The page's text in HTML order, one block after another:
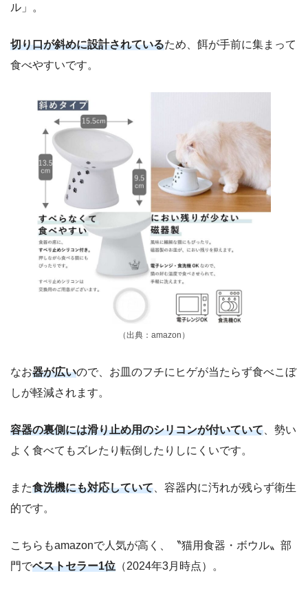
ル」。
切り口が斜めに設計されているため、餌が手前に集まって
食べやすいです。
（出典：amazon）
なお器が広いので、お皿のフチにヒゲが当たらず食べこぼ
しが軽減されます。
容器の裏側には滑り止め用のシリコンが付いていて 、勢い
よく食べてもズレたり転倒したりしにくいです。
また食洗機にも対応していて 、容器内に汚れが残らず衛生
的です。
こちらもamazonで人気が高く、〝猫用食器・ボウル〟部
門でベストセラー1位 （2024年3月時点）。